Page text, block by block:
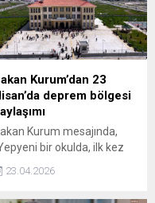
Kurum’dan 23
deprem bölgesi
Kurum mesajında,
bir okulda, ilk kez
bayramın heyecanı
başka oluyor. Emlak
23.04.2026